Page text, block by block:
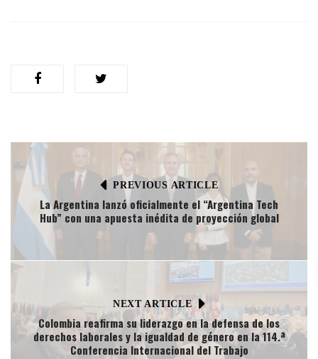
PREVIOUS ARTICLE
La Argentina lanzó oficialmente el “Argentina Tech
Hub” con una apuesta inédita de proyección global
NEXT ARTICLE
Colombia reafirma su liderazgo en la defensa de los
derechos laborales y la igualdad de género en la 114.ª
Conferencia Internacional del Trabajo